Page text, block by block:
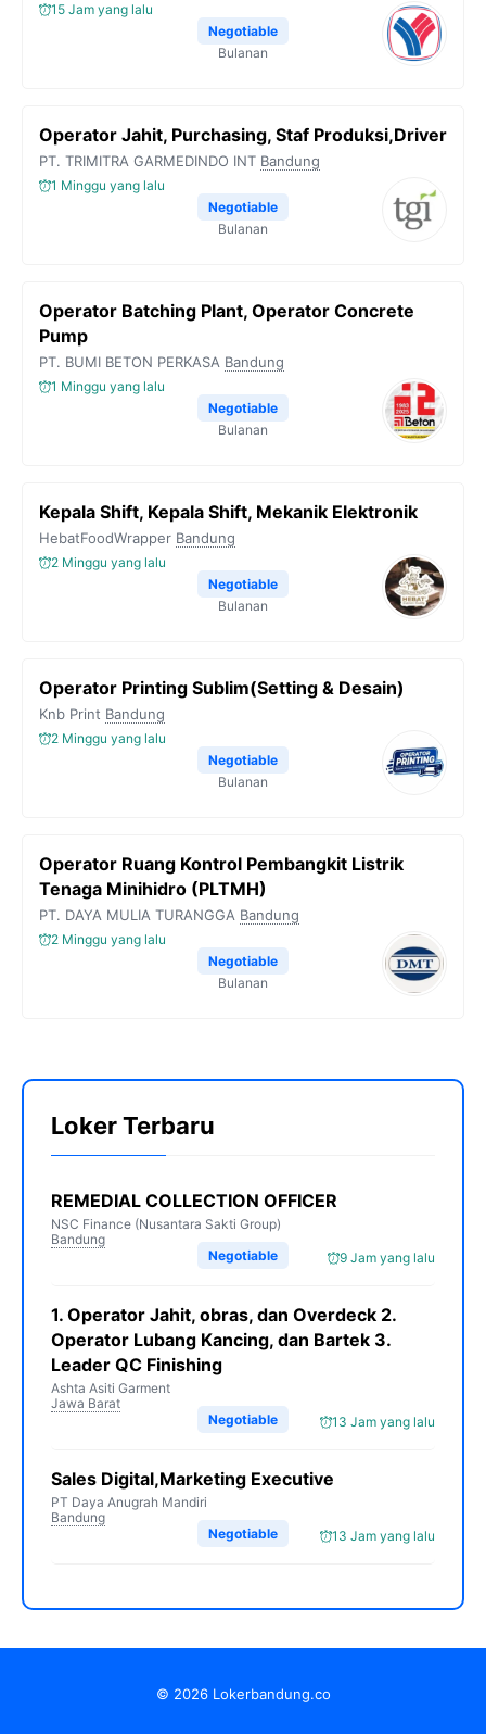
15 Jam yang lalu
Negotiable
Bulanan
Operator Jahit, Purchasing, Staf Produksi,Driver
PT. TRIMITRA GARMEDINDO INT Bandung
1 Minggu yang lalu
Negotiable
Bulanan
Operator Batching Plant, Operator Concrete
Pump
PT. BUMI BETON PERKASA Bandung
1 Minggu yang lalu
Negotiable
Bulanan
Kepala Shift, Kepala Shift, Mekanik Elektronik
HebatFoodWrapper Bandung
2 Minggu yang lalu
Negotiable
Bulanan
Operator Printing Sublim(Setting & Desain)
Knb Print Bandung
2 Minggu yang lalu
Negotiable
Bulanan
Operator Ruang Kontrol Pembangkit Listrik
Tenaga Minihidro (PLTMH)
PT. DAYA MULIA TURANGGA Bandung
2 Minggu yang lalu
Negotiable
Bulanan
Loker Terbaru
REMEDIAL COLLECTION OFFICER
NSC Finance (Nusantara Sakti Group)
Bandung
9 Jam yang lalu
Negotiable
1. Operator Jahit, obras, dan Overdeck 2.
Operator Lubang Kancing, dan Bartek 3.
Leader QC Finishing
Ashta Asiti Garment
Jawa Barat
13 Jam yang lalu
Negotiable
Sales Digital,Marketing Executive
PT Daya Anugrah Mandiri
Bandung
13 Jam yang lalu
Negotiable
© 2026 Lokerbandung.co